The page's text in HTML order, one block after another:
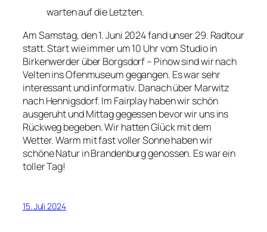
warten auf die Letzten.
Am Samstag, den 1. Juni 2024 fand unser 29. Radtour
statt. Start wie immer um 10 Uhr vom Studio in
Birkenwerder über Borgsdorf – Pinow sind wir nach
Velten ins Ofenmuseum gegangen. Es war sehr
interessant und informativ. Danach über Marwitz
nach Hennigsdorf. Im Fairplay haben wir schön
ausgeruht und Mittag gegessen bevor wir uns ins
Rückweg begeben. Wir hatten Glück mit dem
Wetter. Warm mit fast voller Sonne haben wir
schöne Natur in Brandenburg genossen. Es war ein
toller Tag!
15. Juli 2024